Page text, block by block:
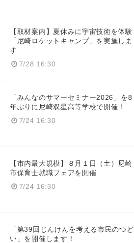
【取材案内】夏休みに宇宙技術を体験
「尼崎ロケットキャンプ」を実施しま
す
7/28 16:30
「みんなのサマーセミナー2026」を8
年ぶりに尼崎双星高等学校で開催！
7/24 16:30
【市内最大規模】８月１日（土）尼崎
市保育士就職フェアを開催
7/24 16:30
「第39回じんけんを考える市民のつど
い」を開催します！